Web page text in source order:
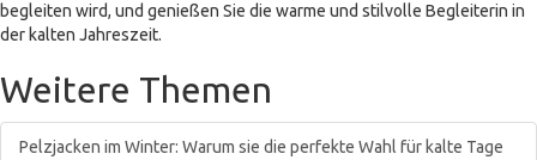
begleiten wird, und genießen Sie die warme und stilvolle Begleiterin in
der kalten Jahreszeit.
Weitere Themen
Pelzjacken im Winter: Warum sie die perfekte Wahl für kalte Tage